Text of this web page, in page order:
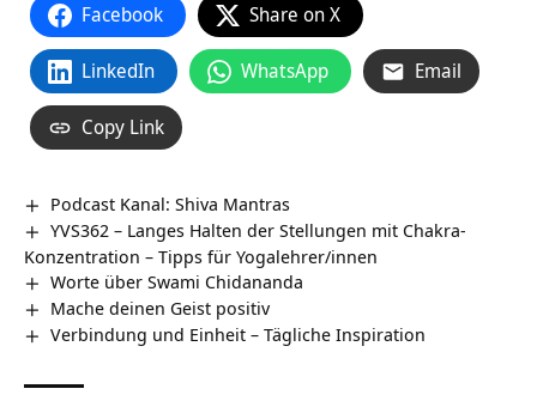
Facebook Share on X
LinkedIn WhatsApp Email
Copy Link
Podcast Kanal: Shiva Mantras
YVS362 – Langes Halten der Stellungen mit Chakra-
Konzentration – Tipps für Yogalehrer/innen
Worte über Swami Chidananda
Mache deinen Geist positiv
Verbindung und Einheit – Tägliche Inspiration